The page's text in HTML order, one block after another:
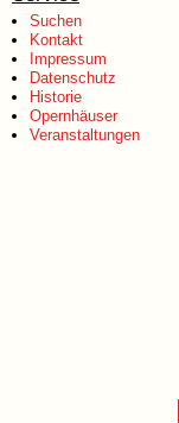
Suchen
Kontakt
Impressum
Datenschutz
Historie
Opernhäuser
Veranstaltungen